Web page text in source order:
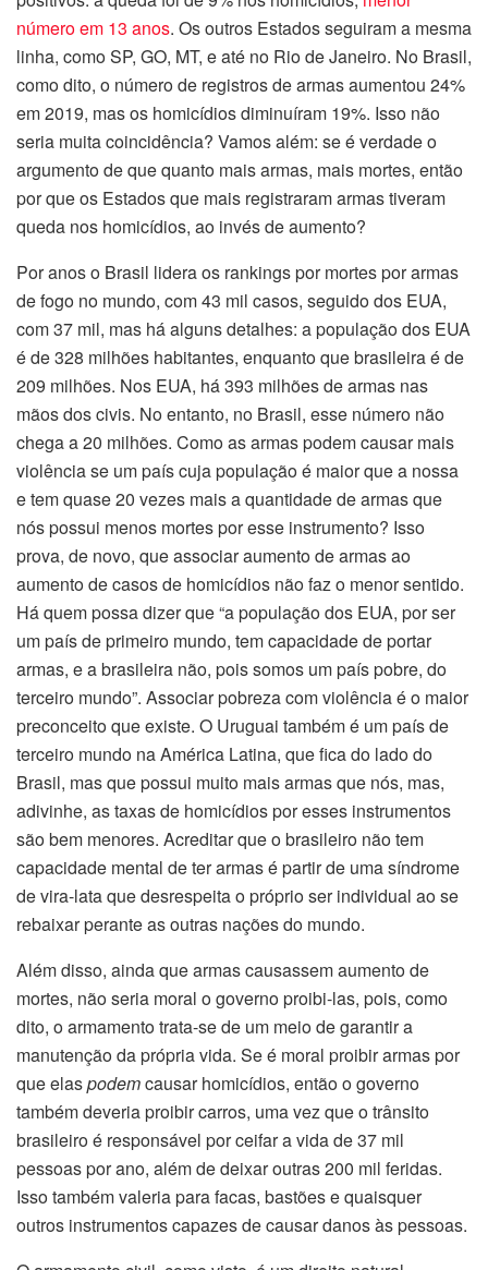
número em 13 anos. Os outros Estados seguiram a mesma
linha, como SP, GO, MT, e até no Rio de Janeiro. No Brasil,
como dito, o número de registros de armas aumentou 24%
em 2019, mas os homicídios diminuíram 19%. Isso não
seria muita coincidência? Vamos além: se é verdade o
argumento de que quanto mais armas, mais mortes, então
por que os Estados que mais registraram armas tiveram
queda nos homicídios, ao invés de aumento?
Por anos o Brasil lidera os rankings por mortes por armas
de fogo no mundo, com 43 mil casos, seguido dos EUA,
com 37 mil, mas há alguns detalhes: a população dos EUA
é de 328 milhões habitantes, enquanto que brasileira é de
209 milhões. Nos EUA, há 393 milhões de armas nas
mãos dos civis. No entanto, no Brasil, esse número não
chega a 20 milhões. Como as armas podem causar mais
violência se um país cuja população é maior que a nossa
e tem quase 20 vezes mais a quantidade de armas que
nós possui menos mortes por esse instrumento? Isso
prova, de novo, que associar aumento de armas ao
aumento de casos de homicídios não faz o menor sentido.
Há quem possa dizer que “a população dos EUA, por ser
um país de primeiro mundo, tem capacidade de portar
armas, e a brasileira não, pois somos um país pobre, do
terceiro mundo”. Associar pobreza com violência é o maior
preconceito que existe. O Uruguai também é um país de
terceiro mundo na América Latina, que fica do lado do
Brasil, mas que possui muito mais armas que nós, mas,
adivinhe, as taxas de homicídios por esses instrumentos
são bem menores. Acreditar que o brasileiro não tem
capacidade mental de ter armas é partir de uma síndrome
de vira-lata que desrespeita o próprio ser individual ao se
rebaixar perante as outras nações do mundo.
Além disso, ainda que armas causassem aumento de
mortes, não seria moral o governo proibi-las, pois, como
dito, o armamento trata-se de um meio de garantir a
manutenção da própria vida. Se é moral proibir armas por
que elaspodemcausar homicídios, então o governo
também deveria proibir carros, uma vez que o trânsito
brasileiro é responsável por ceifar a vida de 37 mil
pessoas por ano, além de deixar outras 200 mil feridas.
Isso também valeria para facas, bastões e quaisquer
outros instrumentos capazes de causar danos às pessoas.